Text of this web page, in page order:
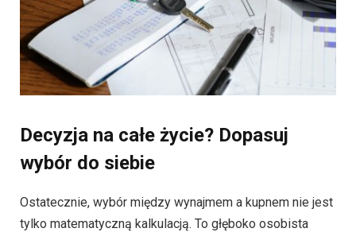
Decyzja na całe życie? Dopasuj
wybór do siebie
Ostatecznie, wybór między wynajmem a kupnem nie jest
tylko matematyczną kalkulacją. To głęboko osobista